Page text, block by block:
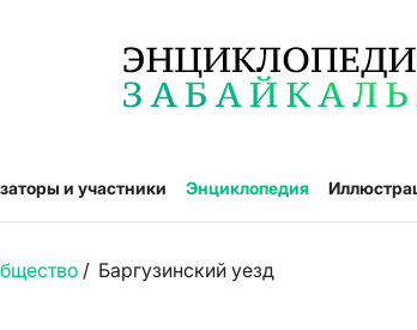
и участники Энциклопедия
/ Баргузинский уезд